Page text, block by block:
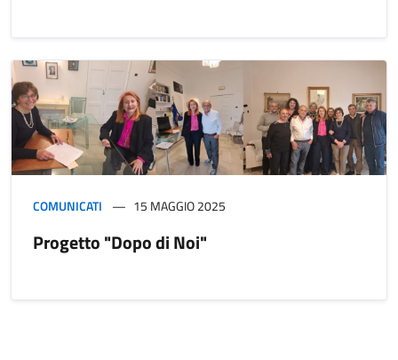
COMUNICATI 15 MAGGIO 2025
Progetto "Dopo di Noi"